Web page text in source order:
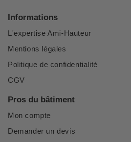
Informations
L'expertise Ami-Hauteur
Mentions légales
Politique de confidentialité
CGV
Pros du bâtiment
Mon compte
Demander un devis